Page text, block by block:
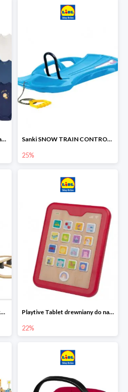
lupilu Body niemowlęce z biobawełny Sanki SNOW TRAIN CONTROL -25%
25%
Drewniany zestaw do zabawy kolejką - farma i wiadukt Playtive Tablet drewniany do nauki, interaktywny
22%